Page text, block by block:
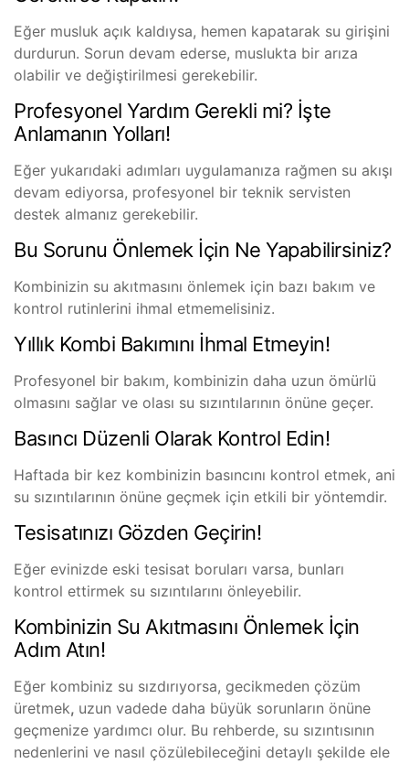
Eğer musluk açık kaldıysa, hemen kapatarak su girişini
durdurun. Sorun devam ederse, muslukta bir arıza
olabilir ve değiştirilmesi gerekebilir.
Profesyonel Yardım Gerekli mi? İşte
Anlamanın Yolları!
Eğer yukarıdaki adımları uygulamanıza rağmen su akışı
devam ediyorsa, profesyonel bir teknik servisten
destek almanız gerekebilir.
Bu Sorunu Önlemek İçin Ne Yapabilirsiniz?
Kombinizin su akıtmasını önlemek için bazı bakım ve
kontrol rutinlerini ihmal etmemelisiniz.
Yıllık Kombi Bakımını İhmal Etmeyin!
Profesyonel bir bakım, kombinizin daha uzun ömürlü
olmasını sağlar ve olası su sızıntılarının önüne geçer.
Basıncı Düzenli Olarak Kontrol Edin!
Haftada bir kez kombinizin basıncını kontrol etmek, ani
su sızıntılarının önüne geçmek için etkili bir yöntemdir.
Tesisatınızı Gözden Geçirin!
Eğer evinizde eski tesisat boruları varsa, bunları
kontrol ettirmek su sızıntılarını önleyebilir.
Kombinizin Su Akıtmasını Önlemek İçin
Adım Atın!
Eğer kombiniz su sızdırıyorsa, gecikmeden çözüm
üretmek, uzun vadede daha büyük sorunların önüne
geçmenize yardımcı olur. Bu rehberde, su sızıntısının
nedenlerini ve nasıl çözülebileceğini detaylı şekilde ele